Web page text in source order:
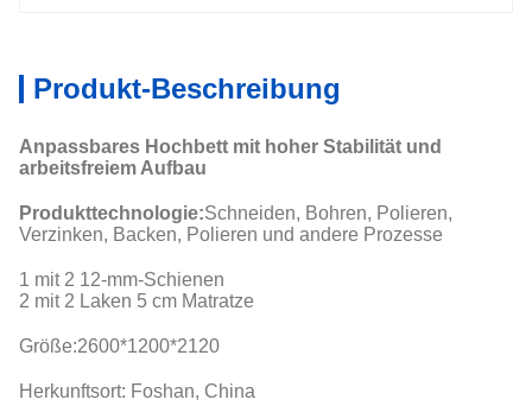
Produkt-Beschreibung
Anpassbares Hochbett mit hoher Stabilität und
arbeitsfreiem Aufbau
Produkttechnologie:Schneiden, Bohren, Polieren,
Verzinken, Backen, Polieren und andere Prozesse
1 mit 2 12-mm-Schienen
2 mit 2 Laken 5 cm Matratze
Größe:2600*1200*2120
Herkunftsort: Foshan, China